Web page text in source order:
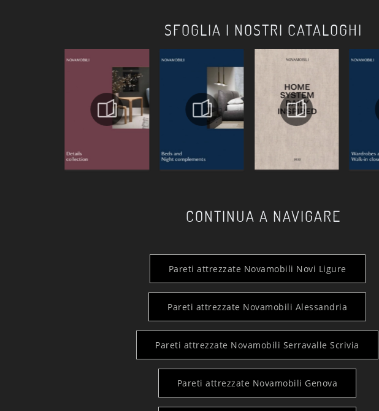
SFOGLIA I NOSTRI CATALOGHI
CONTINUA A NAVIGARE
Pareti attrezzate Novamobili Novi Ligure
Pareti attrezzate Novamobili Alessandria
Pareti attrezzate Novamobili Serravalle Scrivia
Pareti attrezzate Novamobili Genova